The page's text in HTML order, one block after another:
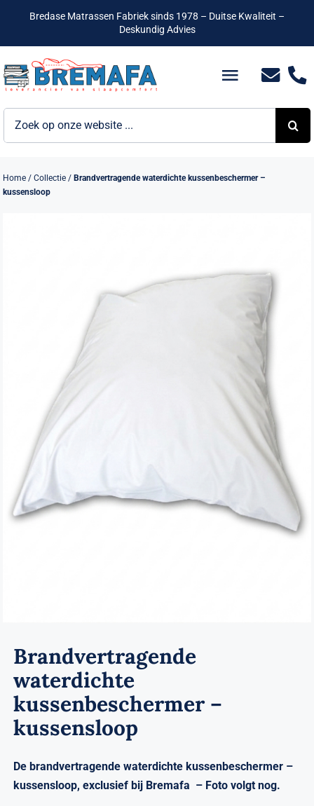
inhoud
Bredase Matrassen Fabriek sinds 1978 – Duitse Kwaliteit –
Deskundig Advies
Toggle
Bedden
Matrassen
Verwante artikelen
Brandvertragend
Contact
Home /Collectie /Brandvertragende waterdichte kussenbeschermer –
kussensloop
Brandvertragende
waterdichte
kussenbeschermer –
kussensloop
De brandvertragende waterdichte kussenbeschermer –
kussensloop, exclusief bij Bremafa – Foto volgt nog.